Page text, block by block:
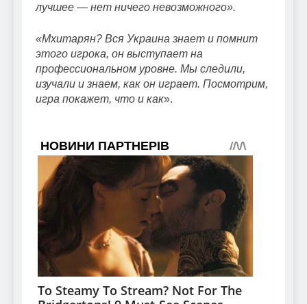
лучшее — нет ничего невозможного».
«Мхитарян? Вся Украина знает и помнит
этого игрока, он выступает на
профессиональном уровне. Мы следили,
изучали и знаем, как он играет. Посмотрим,
игра покажет, что и как».